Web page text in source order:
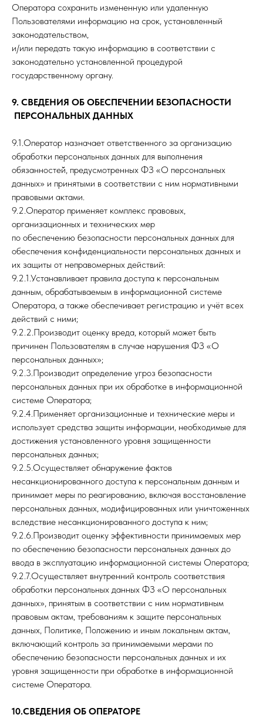
Оператора сохранить измененную или удаленную
Пользователями информацию на срок, установленный
законодательством,
и/или передать такую информацию в соответствии с
законодательно установленной процедурой
государственному органу.
9. СВЕДЕНИЯ ОБ ОБЕСПЕЧЕНИИ БЕЗОПАСНОСТИ
ПЕРСОНАЛЬНЫХ ДАННЫХ
9.1.Оператор назначает ответственного за организацию
обработки персональных данных для выполнения
обязанностей̆, предусмотренных ФЗ «О персональных
данных» и принятыми в соответствии с ним нормативными
правовыми актами.
9.2.Оператор применяет комплекс правовых,
организационных и технических мер
по обеспечению безопасности персональных данных для
обеспечения конфиденциальности персональных данных и
их защиты от неправомерных действий:
9.2.1.Устанавливает правила доступа к персональным
данным, обрабатываемым в информационной̆ системе
Оператора, а также обеспечивает регистрацию и учёт всех
действий с ними;
9.2.2.Производит оценку вреда, который может быть
причинен Пользователям в случае нарушения ФЗ «О
персональных данных»;
9.2.3.Производит определение угроз безопасности
персональных данных при их обработке в информационной
системе Оператора;
9.2.4.Применяет организационные и технические меры и
использует средства защиты информации, необходимые для
достижения установленного уровня защищенности
персональных данных;
9.2.5.Осуществляет обнаружение фактов
несанкционированного доступа к персональным данным и
принимает меры по реагированию, включая восстановление
персональных данных, модифицированных или уничтоженных
вследствие несанкционированного доступа к ним;
9.2.6.Производит оценку эффективности принимаемых мер
по обеспечению безопасности персональных данных до
ввода в эксплуатацию информационной системы Оператора;
9.2.7.Осуществляет внутренний контроль соответствия
обработки персональных данных ФЗ «О персональных
данных», принятым в соответствии с ним нормативным
правовым актам, требованиям к защите персональных
данных, Политике, Положению и иным локальным актам,
включающий контроль за принимаемыми мерами по
обеспечению безопасности персональных данных и их
уровня защищенности при обработке в информационной
системе Оператора.
10.СВЕДЕНИЯ ОБ ОПЕРАТОРЕ